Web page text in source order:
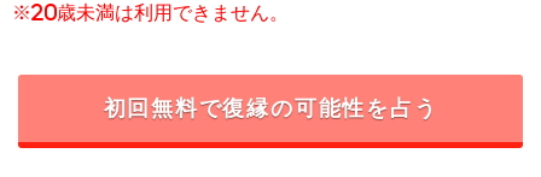
※20歳未満は利用できません。
初回無料で復縁の可能性を占う